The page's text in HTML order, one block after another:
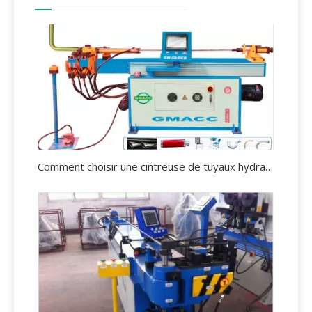
Comment choisir une cintreuse de tuyaux hydraulique ?